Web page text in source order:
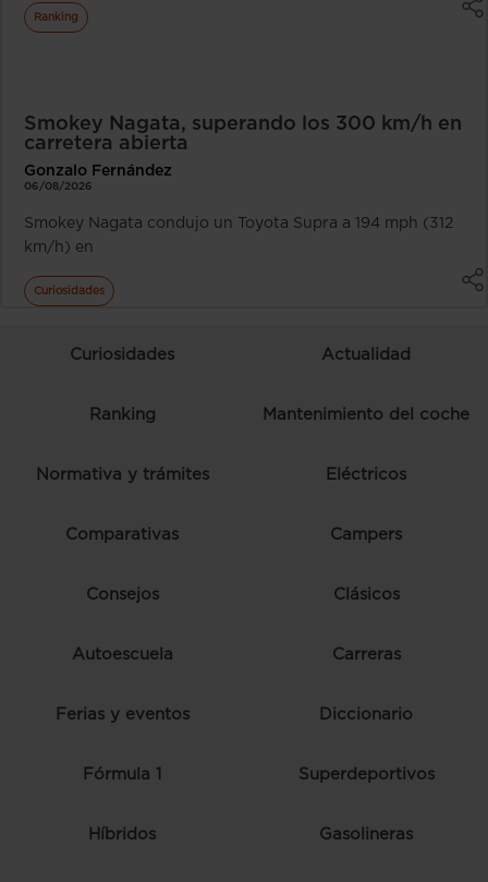
Ranking
Smokey Nagata, superando los 300 km/h en
carretera abierta
Gonzalo Fernández
06/08/2026
Smokey Nagata condujo un Toyota Supra a 194 mph (312
km/h) en
Curiosidades
Curiosidades Actualidad
Ranking Mantenimiento del coche
Normativa y trámites Eléctricos
Comparativas Campers
Consejos Clásicos
Autoescuela Carreras
Ferias y eventos Diccionario
Fórmula 1 Superdeportivos
Híbridos Gasolineras